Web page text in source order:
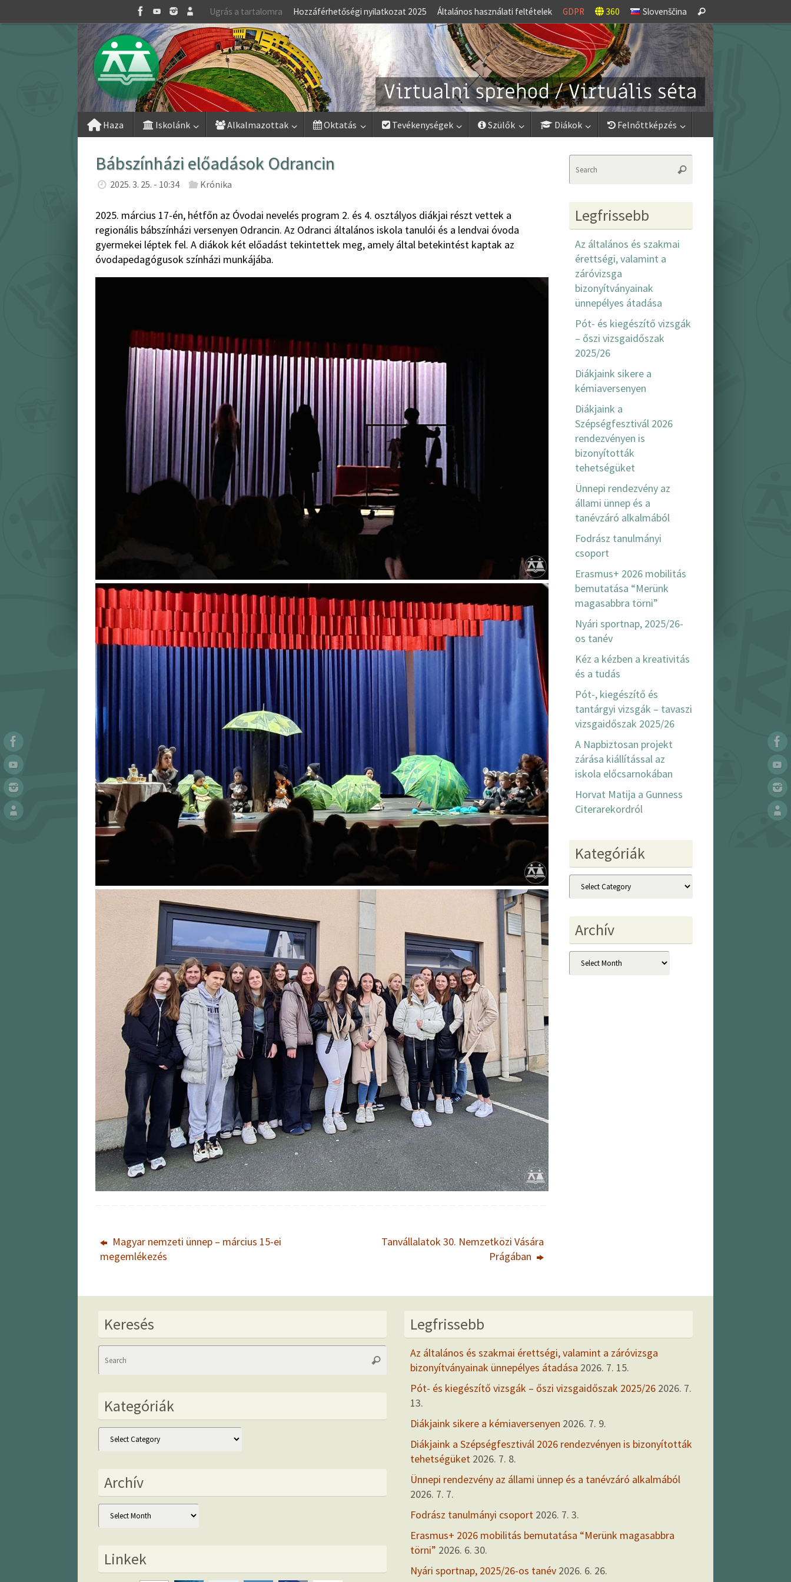
to
Ugrás a tartalomra Hozzáférhetőségi nyilatkozat 2025 Általános használati feltételek GDPR 360 Slovenščina
for:
Search
Haza Iskolánk Alkalmazottak Oktatás Tevékenységek Szülők Diákok Felnőttképzés
Bábszínházi előadások Odrancin
2025. 3. 25. - 10:34 Krónika
2025. március 17-én, hétfőn az Óvodai nevelés program 2. és 4. osztályos diákjai részt vettek a
regionális bábszínházi versenyen Odrancin. Az Odranci általános iskola tanulói és a lendvai óvoda
gyermekei léptek fel. A diákok két előadást tekintettek meg, amely által betekintést kaptak az
óvodapedagógusok színházi munkájába.
Magyar nemzeti ünnep – március 15-ei
megemlékezés
Tanvállalatok 30. Nemzetközi Vására
Prágában
Search
Legfrissebb
Az általános és szakmai
érettségi, valamint a
záróvizsga
bizonyítványainak
ünnepélyes átadása
Pót- és kiegészítő vizsgák
– őszi vizsgaidőszak
2025/26
Diákjaink sikere a
kémiaversenyen
Diákjaink a
Szépségfesztivál 2026
rendezvényen is
bizonyították
tehetségüket
Ünnepi rendezvény az
állami ünnep és a
tanévzáró alkalmából
Fodrász tanulmányi
csoport
Erasmus+ 2026 mobilitás
bemutatása “Merünk
magasabbra törni”
Nyári sportnap, 2025/26-
os tanév
Kéz a kézben a kreativitás
és a tudás
Pót-, kiegészítő és
tantárgyi vizsgák – tavaszi
vizsgaidőszak 2025/26
A Napbiztosan projekt
zárása kiállítással az
iskola előcsarnokában
Horvat Matija a Gunness
Citerarekordról
Kategóriák
Kategóriák
Archív
Archív
Keresés
Search
Search
Kategóriák
Kategóriák
Archív
Archív
Linkek
Legfrissebb
Az általános és szakmai érettségi, valamint a záróvizsga
bizonyítványainak ünnepélyes átadása 2026. 7. 15.
Pót- és kiegészítő vizsgák – őszi vizsgaidőszak 2025/26 2026. 7.
13.
Diákjaink sikere a kémiaversenyen 2026. 7. 9.
Diákjaink a Szépségfesztivál 2026 rendezvényen is bizonyították
tehetségüket 2026. 7. 8.
Ünnepi rendezvény az állami ünnep és a tanévzáró alkalmából
2026. 7. 7.
Fodrász tanulmányi csoport 2026. 7. 3.
Erasmus+ 2026 mobilitás bemutatása “Merünk magasabbra
törni” 2026. 6. 30.
Nyári sportnap, 2025/26-os tanév 2026. 6. 26.